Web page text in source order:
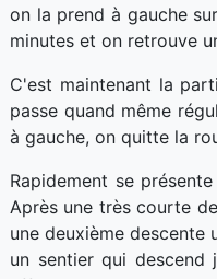
on la prend à gauche
minutes et on retrouve
C'est maintenant la
passe quand même
à gauche, on quitte la
Rapidement se
Après une très courte
une deuxième descente
un sentier qui descend